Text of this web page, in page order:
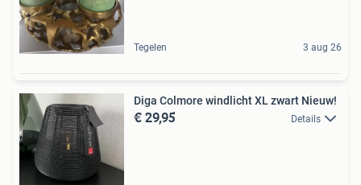
Tegelen 3 aug 26
Diga Colmore windlicht XL zwart Nieuw!
€ 29,95 Details